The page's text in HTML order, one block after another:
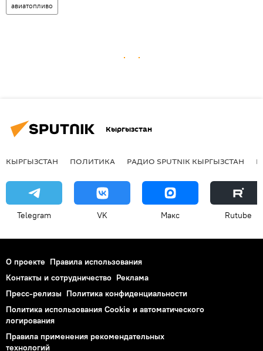
авиатопливо
Кыргызстан
КЫРГЫЗСТАН ПОЛИТИКА РАДИО SPUTNIK КЫРГЫЗСТАН
Telegram VK Макс Rutube
О проекте Правила использования
Контакты и сотрудничество Реклама
Пресс-релизы Политика конфиденциальности
Политика использования Cookie и автоматического
логирования
Правила применения рекомендательных
технологий